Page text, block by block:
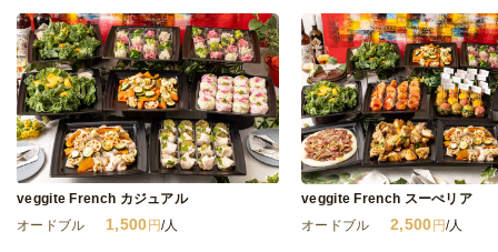
veggite French カジュアル
オードブル
1,500円/人
veggite French スーぺリア
オードブル
2,500円/人